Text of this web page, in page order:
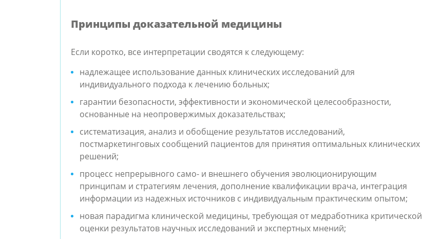
Принципы доказательной медицины
Если коротко, все интерпретации сводятся к следующему:
надлежащее использование данных клинических исследований для
индивидуального подхода к лечению больных;
гарантии безопасности, эффективности и экономической целесообразности,
основанные на неопровержимых доказательствах;
систематизация, анализ и обобщение результатов исследований,
постмаркетинговых сообщений пациентов для принятия оптимальных клинических
решений;
процесс непрерывного само- и внешнего обучения эволюционирующим
принципам и стратегиям лечения, дополнение квалификации врача, интеграция
информации из надежных источников с индивидуальным практическим опытом;
новая парадигма клинической медицины, требующая от медработника критической
оценки результатов научных исследований и экспертных мнений;